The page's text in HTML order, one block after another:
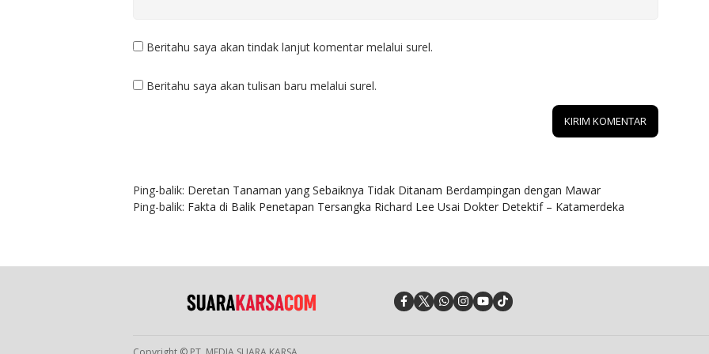
Beritahu saya akan tindak lanjut komentar melalui surel.
Beritahu saya akan tulisan baru melalui surel.
Ping-balik: Deretan Tanaman yang Sebaiknya Tidak Ditanam Berdampingan dengan Mawar
Ping-balik: Fakta di Balik Penetapan Tersangka Richard Lee Usai Dokter Detektif – Katamerdeka